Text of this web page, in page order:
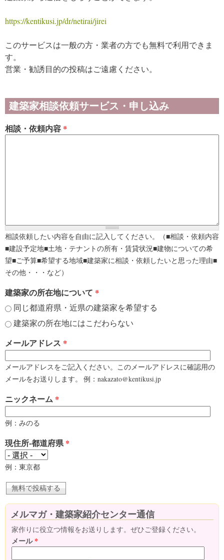
https://kentikusi.jp/dr/netirai/jirei
このサービスは一般の方・業者の方でも無料で利用できま
す。
営業・勧誘目的の投稿はご遠慮ください。
建築家相談依頼サービス・申し込み
相談・依頼内容 *
相談依頼したい内容を自由に記入してください。（■相談・依頼内容
■建設予定地■土地・テナントの所有・賃貸状況■建物についての希
望■ご予算■希望する地域■建築家に相談・依頼したいと思った理由■
その他・・・など）
建築家の所在地について *
同じ都道府県・近県の建築家を希望する
建築家の所在地にはこだわらない
メールアドレス *
メールアドレスをご記入ください。このメールアドレスに確認用の
メールをお送りします。 例：nakazato@kentikusi.jp
ニックネーム *
例：みのる
現住所-都道府県*
例：東京都
メルマガ・建築家紹介センター通信
家作りに役立つ情報をお送りします。ぜひご登録ください。
メール*